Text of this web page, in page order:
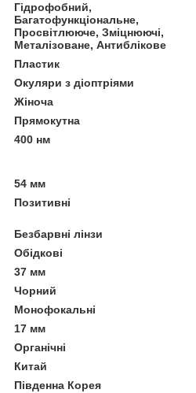
Гідрофобний,
Багатофункціональне,
Просвітлююче, Зміцнюючі,
Металізоване, Антиблікове
Пластик
Окуляри з діоптріями
Жіноча
Прямокутна
400 нм
54 мм
Позитивні
Безбарвні лінзи
Обідкові
37 мм
Чорний
Монофокальні
17 мм
Органічні
Китай
Південна Корея